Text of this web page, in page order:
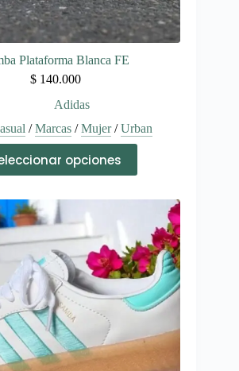
Plataforma Blanca FE
$ 140.000
Adidas
/Marcas/Mujer/Urban
opciones
producto
tiene
variantes.
Las
opciones
se
pueden
elegir
en
la
página
de
producto